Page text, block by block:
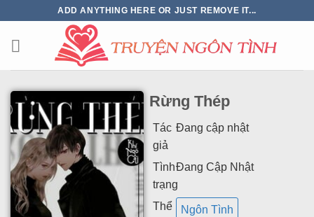
ADD ANYTHING HERE OR JUST REMOVE IT...
Rừng Thép
Tác
giả
Đang cập nhật
Tình
trạng
Đang Cập Nhật
Thể
Ngôn Tình